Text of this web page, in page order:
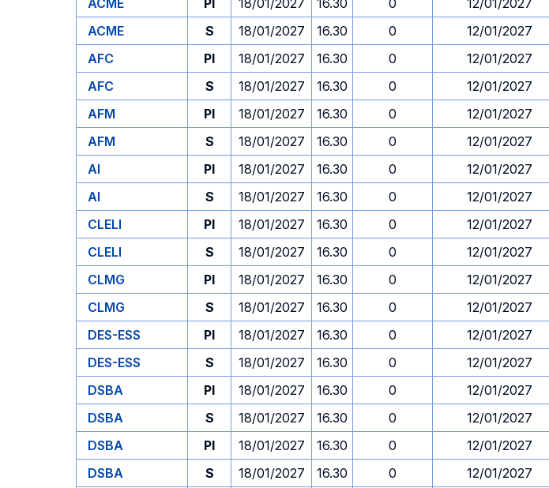
ACME
PI 18/01/2027 16.30 0
12/01/2027
ACME
S 18/01/2027 16.30 0
12/01/2027
AFC
PI 18/01/2027 16.30 0
12/01/2027
AFC
S 18/01/2027 16.30 0
12/01/2027
AFM
PI 18/01/2027 16.30 0
12/01/2027
AFM
S 18/01/2027 16.30 0
12/01/2027
AI
PI 18/01/2027 16.30 0
12/01/2027
AI
S 18/01/2027 16.30 0
12/01/2027
CLELI
PI 18/01/2027 16.30 0
12/01/2027
CLELI
S 18/01/2027 16.30 0
12/01/2027
CLMG
PI 18/01/2027 16.30 0
12/01/2027
CLMG
S 18/01/2027 16.30 0
12/01/2027
DES-ESS
PI 18/01/2027 16.30 0
12/01/2027
DES-ESS
S 18/01/2027 16.30 0
12/01/2027
DSBA
PI 18/01/2027 16.30 0
12/01/2027
DSBA
S 18/01/2027 16.30 0
12/01/2027
DSBA
PI 18/01/2027 16.30 0
12/01/2027
DSBA
S 18/01/2027 16.30 0
12/01/2027